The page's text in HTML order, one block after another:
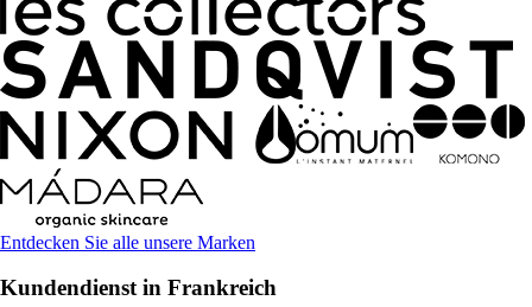
Entdecken Sie alle unsere Marken
Kundendienst in Frankreich